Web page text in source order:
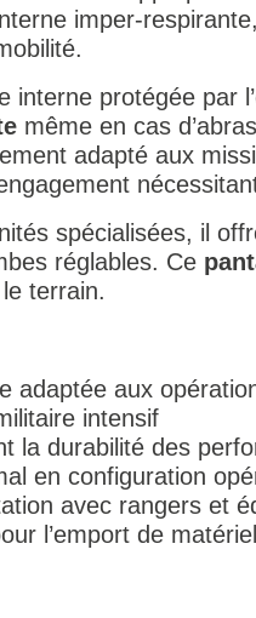
imper-
interne protégée par
même en cas
adapté aux
spécialisées, il
réglables. Ce
terrain.
adaptée aux
intensif
la durabilité des
en configuration
avec rangers et
l’emport de